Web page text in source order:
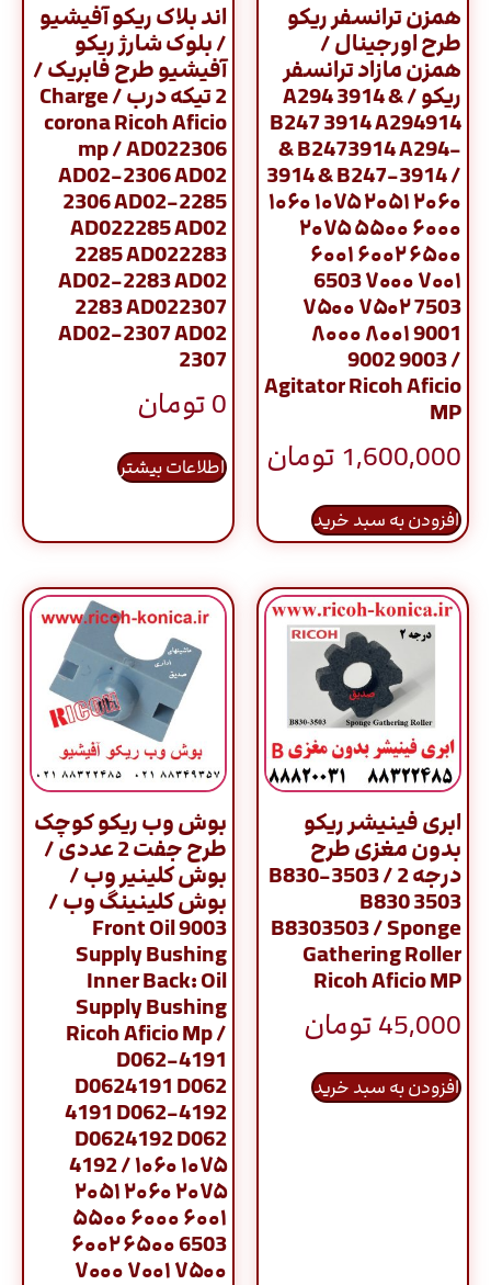
همزن ترانسفر ریکو
طرح اورجینال /
همزن مازاد ترانسفر
ریکو / A294 3914 &
B247 3914 A294914
& B2473914 A294-
3914 & B247-3914 /
۱۰۶۰ ۱۰۷۵ ۲۰۵۱ ۲۰۶۰
۲۰۷۵ ۵۵۰۰ ۶۰۰۰
۶۰۰۱ ۶۰۰۲ ۶۵۰۰
6503 ۷۰۰۰ ۷۰۰۱
۷۵۰۰ ۷۵۰۲ 7503
۸۰۰۰ ۸۰۰۱ 9001
9002 9003 /
Agitator Ricoh Aficio
MP
1,600,000 تومان
افزودن به سبد خرید
اند بلاک ریکو آفیشیو
/ بلوک شارژ ریکو
آفیشیو طرح فابریک /
2 تیکه درب / Charge
corona Ricoh Aficio
mp / AD022306
AD02-2306 AD02
2306 AD02-2285
AD022285 AD02
2285 AD022283
AD02-2283 AD02
2283 AD022307
AD02-2307 AD02
2307
0تومان
اطلاعات بیشتر
ابری فینیشر ریکو
بدون مغزی طرح
درجه 2 / B830-3503
B830 3503
B8303503 / Sponge
Gathering Roller
Ricoh Aficio MP
45,000تومان
افزودن به سبد خرید
بوش وب ریکو کوچک
طرح جفت 2 عددی /
بوش کلینیر وب /
بوش کلینینگ وب /
9003 Front Oil
Supply Bushing
Inner Back: Oil
Supply Bushing
Ricoh Aficio Mp /
D062-4191
D0624191 D062
4191 D062-4192
D0624192 D062
4192 / ۱۰۶۰ ۱۰۷۵
۲۰۵۱ ۲۰۶۰ ۲۰۷۵
۵۵۰۰ ۶۰۰۰ ۶۰۰۱
۶۰۰۲ ۶۵۰۰ 6503
۷۰۰۰ ۷۰۰۱ ۷۵۰۰